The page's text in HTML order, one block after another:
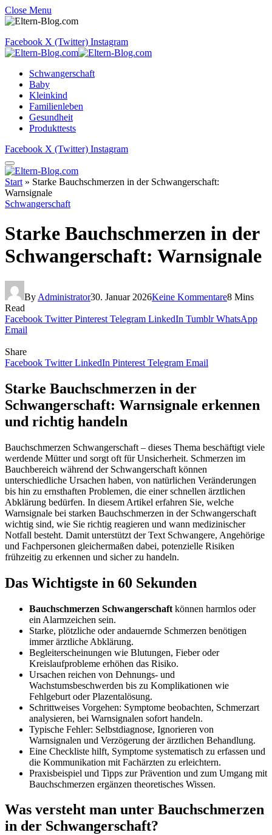
Close Menu
Facebook X (Twitter) Instagram
Schwangerschaft
Baby
Kleinkind
Familienleben
Gesundheit
Produkttests
Facebook X (Twitter) Instagram
Start » Starke Bauchschmerzen in der Schwangerschaft:
Warnsignale
Schwangerschaft
Starke Bauchschmerzen in der
Schwangerschaft: Warnsignale
By Administrator30. Januar 2026Keine Kommentare8 Mins
Read
Facebook Twitter Pinterest Telegram LinkedIn Tumblr WhatsApp
Email
Share
Facebook Twitter LinkedIn Pinterest Telegram Email
Starke Bauchschmerzen in der
Schwangerschaft: Warnsignale erkennen
und richtig handeln
Bauchschmerzen Schwangerschaft – dieses Thema beschäftigt viele
werdende Mütter und sorgt oft für Unsicherheit. Schmerzen im
Bauchbereich während der Schwangerschaft können
unterschiedliche Ursachen haben, von natürlichen Veränderungen
bis hin zu ernsthaften Problemen, die einer schnellen ärztlichen
Abklärung bedürfen. In diesem Artikel erfahren Sie, welche
Warnsignale bei starken Bauchschmerzen in der Schwangerschaft
wichtig sind, wie Sie richtig reagieren und wann medizinischer
Notfall besteht. Damit unterstützt der Text Schwangere, Angehörige
und Fachpersonen gleichermaßen dabei, potenzielle Risiken
frühzeitig zu erkennen und sicher zu handeln.
Das Wichtigste in 60 Sekunden
Bauchschmerzen Schwangerschaft können harmlos oder
ein Alarmzeichen sein.
Starke, plötzliche oder andauernde Schmerzen benötigen
immer ärztliche Abklärung.
Begleiterscheinungen wie Blutungen, Fieber oder
Kreislaufprobleme erhöhen das Risiko.
Ursachen reichen von Dehnungs- und
Wachstumsbeschwerden bis zu Komplikationen wie
Fehlgeburt oder Plazentalösung.
Schrittweises Vorgehen: Symptome beobachten, Schmerzart
analysieren, bei Warnsignalen sofort handeln.
Typische Fehler: Selbstdiagnose, Ignorieren von
Warnsignalen und Verzögerung der ärztlichen Behandlung.
Eine Checkliste hilft, Symptome systematisch zu erfassen und
die Kommunikation mit Fachärzten zu erleichtern.
Praxisbeispiel und Tipps zur Prävention und zum Umgang mit
Bauchschmerzen ergänzen theoretisches Wissen.
Was versteht man unter Bauchschmerzen
in der Schwangerschaft?